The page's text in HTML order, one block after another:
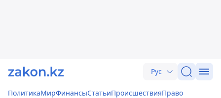
Рус
ПолитикаМирФинансыСтатьиПроисшествияПраво